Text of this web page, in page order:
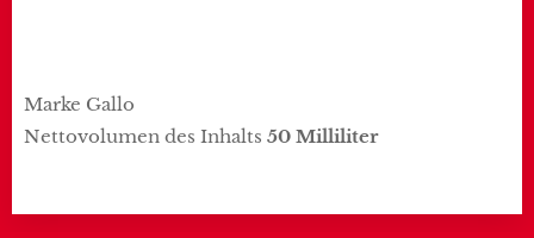
Marke Gallo
Nettovolumen des Inhalts 50 Milliliter